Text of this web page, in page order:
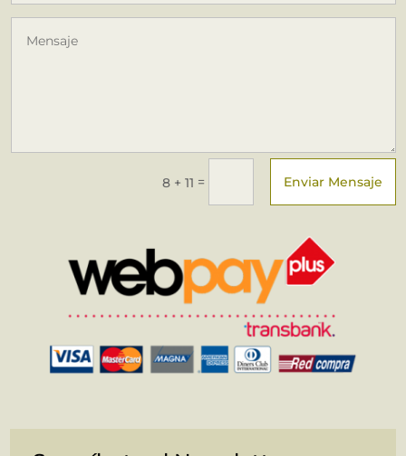
8 + 11 = Enviar Mensaje